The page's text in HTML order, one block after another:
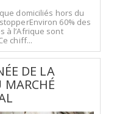
domiciliés hors du
60% des
à l’Afrique sont
chiff...
DE LA